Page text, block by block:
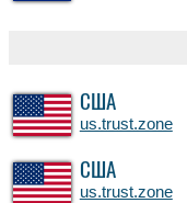
США
us.trust.zone
США
us.trust.zone